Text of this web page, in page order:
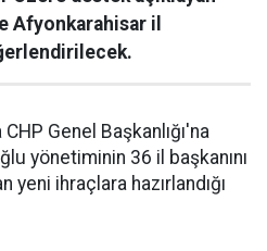
Afyonkarahisar il
CHP Genel Başkanlığı'na
yönetiminin 36 il başkanını
yeni ihraçlara hazırlandığı